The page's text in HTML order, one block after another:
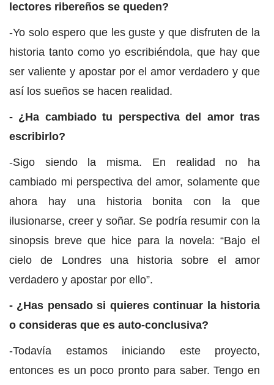
lectores ribereños se queden?
-Yo solo espero que les guste y que disfruten de la
historia tanto como yo escribiéndola, que hay que
ser valiente y apostar por el amor verdadero y que
así los sueños se hacen realidad.
- ¿Ha cambiado tu perspectiva del amor tras
escribirlo?
-Sigo siendo la misma. En realidad no ha
cambiado mi perspectiva del amor, solamente que
ahora hay una historia bonita con la que
ilusionarse, creer y soñar. Se podría resumir con la
sinopsis breve que hice para la novela: “Bajo el
cielo de Londres una historia sobre el amor
verdadero y apostar por ello”.
- ¿Has pensado si quieres continuar la historia
o consideras que es auto-conclusiva?
-Todavía estamos iniciando este proyecto,
entonces es un poco pronto para saber. Tengo en